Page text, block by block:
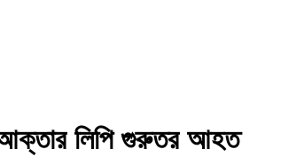
আক্তার লিপি গুরুতর আহত